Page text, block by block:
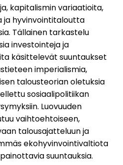
kapitalismin variaatioita,
ja hyvinvointitaloutta
Tällainen tarkastelu
investointeja ja
käsittelevät suuntaukset
imperialismia,
talousteorian oletuksia
sosiaalipolitiikan
Luovuuden
vaihtoehtoiseen,
talousajatteluun ja
ekohyvinvointivaltiota
suuntauksia.